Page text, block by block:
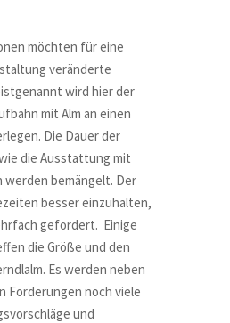
möchten für eine
veränderte
wird hier der
mit Alm an einen
Die Dauer der
die Ausstattung mit
werden bemängelt. Der
besser einzuhalten,
gefordert. Einige
die Größe und den
Es werden neben
Forderungen noch viele
und